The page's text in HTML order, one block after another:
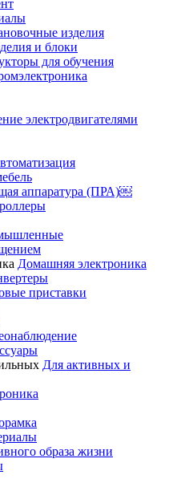
изделия
и блоки
для обучения
электродвигателями
аппаратура (ПРА)￼
Домашняя электроника
приставки
Для активных и
образа жизни